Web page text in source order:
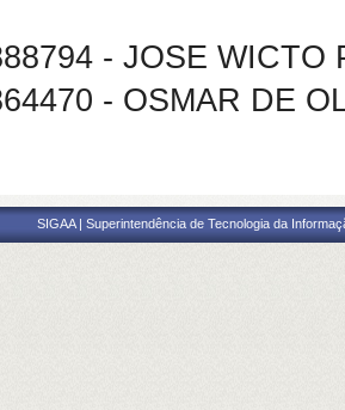
- JOSE WICTO
- OSMAR DE
SIGAA | Superintendência de Tecnologia da